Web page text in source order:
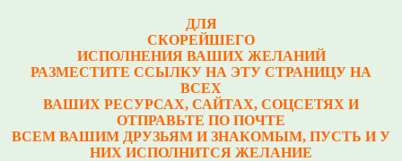
ДЛЯ
СКОРЕЙШЕГО
ИСПОЛНЕНИЯ ВАШИХ ЖЕЛАНИЙ
РАЗМЕСТИТЕ ССЫЛКУ НА ЭТУ СТРАНИЦУ НА
ВСЕХ
ВАШИХ РЕСУРСАХ, САЙТАХ, СОЦСЕТЯХ И
ОТПРАВЬТЕ ПО ПОЧТЕ
ВСЕМ ВАШИМ ДРУЗЬЯМ И ЗНАКОМЫМ, ПУСТЬ И У
НИХ ИСПОЛНИТСЯ ЖЕЛАНИЕ